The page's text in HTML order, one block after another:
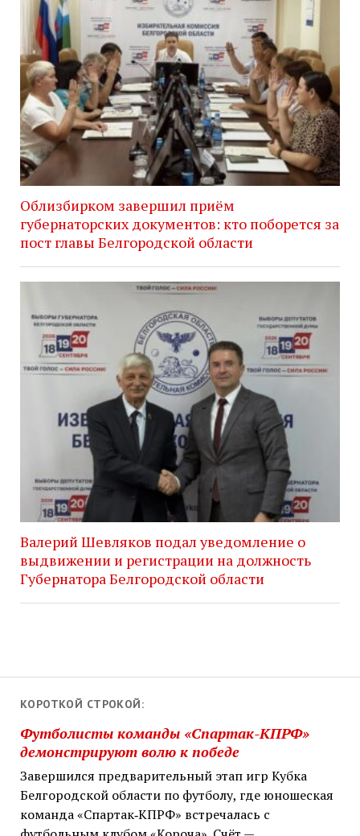
КОРОТКОЙ СТРОКОЙ:
Футболисты команды «Спартак-КПРФ»
демонстрируют волю к победе
Завершился предварительный этап игр Кубка
Белгородской области по футболу, где юношеская
команда «Спартак‑КПРФ» встречалась с
Облизбирком завершил приём
губернаторских документов: кто поборется за
пост главы Белгородской области
Валерий Шевляков подал уведомление о
выдвижении и регистрации на должность
Губернатора Белгородской области